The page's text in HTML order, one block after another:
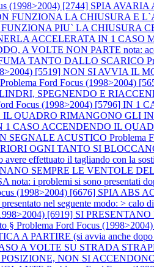
(1998>2004) [2744] SPIA
FUNZIONA LA CHIUSURA E
FUNZIONA PIU` LA
ACCELERATA IN 1 CASO
VOLTE NON PARTE nota:
TANTO DALLO SCARICO
[5519] NON SI AVVIA IL
Problema Ford Focus (1998>2004)
SPEGNENDO E
Focus (1998>2004) [5796] IN
IL QUADRO RIMANGONO
1 CASO ACCENDENDO IL
SEGNALE ACUSTICO Problema
OGNI TANTO SI
effettuato il tagliando con la
SEMPRE LE VENTOLE
i problemi si sono presentati
(1998>2004) [6676] SPIA ABS
nel seguente modo: > calo
[6919] SI
§ Problema Ford Focus
A PARTIRE (si avvia anche
A VOLTE SU STRADA
NON SI